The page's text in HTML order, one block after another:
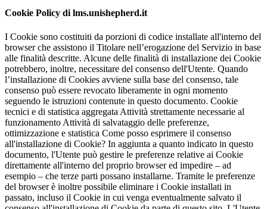
Cookie Policy di lms.unishepherd.it
I Cookie sono costituiti da porzioni di codice installate all'interno del
browser che assistono il Titolare nell’erogazione del Servizio in base
alle finalità descritte. Alcune delle finalità di installazione dei Cookie
potrebbero, inoltre, necessitare del consenso dell'Utente. Quando
l’installazione di Cookies avviene sulla base del consenso, tale
consenso può essere revocato liberamente in ogni momento
seguendo le istruzioni contenute in questo documento. Cookie
tecnici e di statistica aggregata Attività strettamente necessarie al
funzionamento Attività di salvataggio delle preferenze,
ottimizzazione e statistica Come posso esprimere il consenso
all'installazione di Cookie? In aggiunta a quanto indicato in questo
documento, l'Utente può gestire le preferenze relative ai Cookie
direttamente all'interno del proprio browser ed impedire – ad
esempio – che terze parti possano installarne. Tramite le preferenze
del browser è inoltre possibile eliminare i Cookie installati in
passato, incluso il Cookie in cui venga eventualmente salvato il